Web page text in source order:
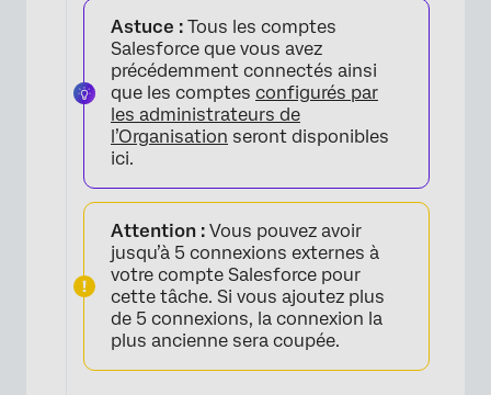
Astuce : Tous les comptes
Salesforce que vous avez
précédemment connectés ainsi
que les comptes configurés par
les administrateurs de
l’Organisation seront disponibles
ici.
Attention : Vous pouvez avoir
jusqu’à 5 connexions externes à
votre compte Salesforce pour
cette tâche. Si vous ajoutez plus
de 5 connexions, la connexion la
plus ancienne sera coupée.